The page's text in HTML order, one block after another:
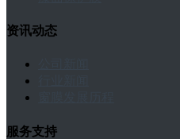
资讯动态
服务支持